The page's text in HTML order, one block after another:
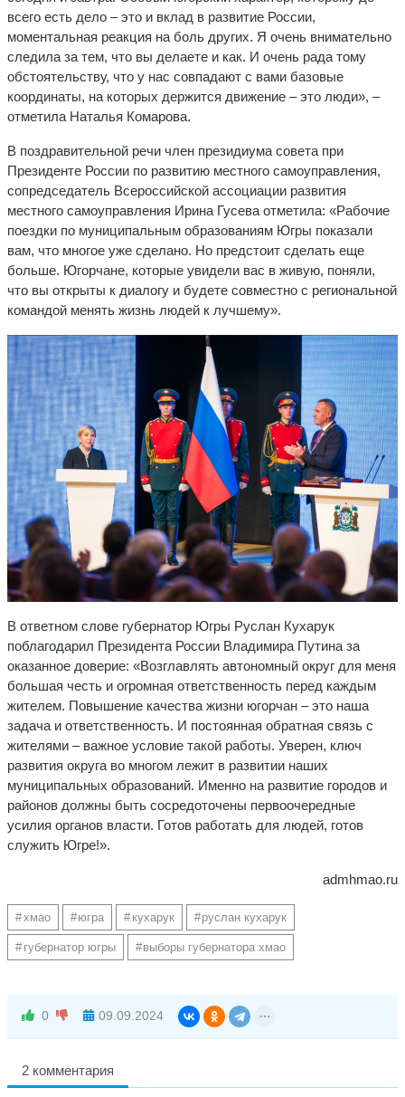
всего есть дело – это и вклад в развитие России,
моментальная реакция на боль других. Я очень внимательно
следила за тем, что вы делаете и как. И очень рада тому
обстоятельству, что у нас совпадают с вами базовые
координаты, на которых держится движение – это люди», –
отметила Наталья Комарова.
В поздравительной речи член президиума совета при
Президенте России по развитию местного самоуправления,
сопредседатель Всероссийской ассоциации развития
местного самоуправления Ирина Гусева отметила: «Рабочие
поездки по муниципальным образованиям Югры показали
вам, что многое уже сделано. Но предстоит сделать еще
больше. Югорчане, которые увидели вас в живую, поняли,
что вы открыты к диалогу и будете совместно с региональной
командой менять жизнь людей к лучшему».
В ответном слове губернатор Югры Руслан Кухарук
поблагодарил Президента России Владимира Путина за
оказанное доверие: «Возглавлять автономный округ для меня
большая честь и огромная ответственность перед каждым
жителем. Повышение качества жизни югорчан – это наша
задача и ответственность. И постоянная обратная связь с
жителями – важное условие такой работы. Уверен, ключ
развития округа во многом лежит в развитии наших
муниципальных образований. Именно на развитие городов и
районов должны быть сосредоточены первоочередные
усилия органов власти. Готов работать для людей, готов
служить Югре!».
admhmao.ru
хмао югра кухарук руслан кухарук
губернатор югры выборы губернатора хмао
0 09.09.2024
2 комментария